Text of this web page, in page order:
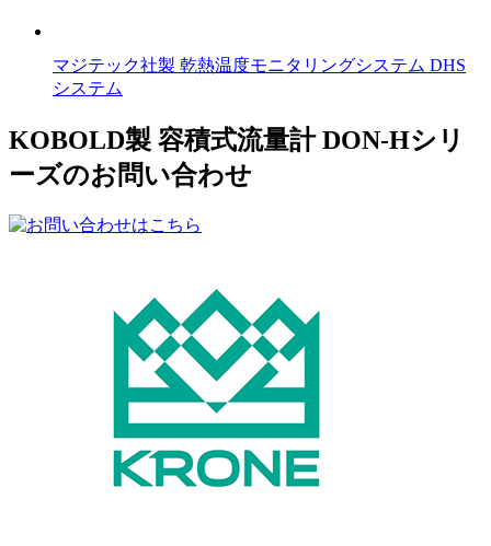
マジテック社製 乾熱温度モニタリングシステム DHS
システム
KOBOLD製 容積式流量計 DON-Hシリ
ーズのお問い合わせ